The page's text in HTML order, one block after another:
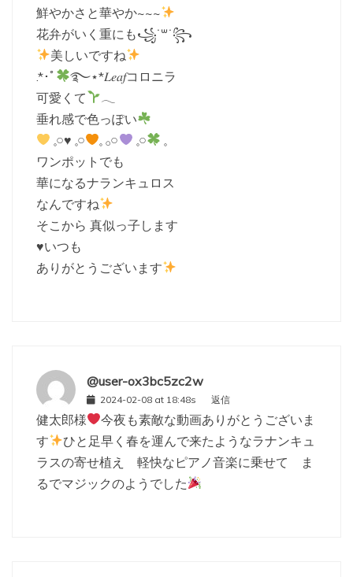
鮮やかさと華やか~~~
花弁がいく重にも꧁˙꒳​˙꧂
美しいですね
.*･ﾟ
࿐⋆*𝐿𝑒𝑎𝑓コロニラ
可愛くて
𓂃
垂れ感で色っぽい
‪ 𓈒𓏸♥️ ‪ 𓈒𓏸 𓈒 𓂂𓏸 ‪ 𓈒𓏸
‪ 𓈒
ワンポットでも
華になるナランキュロス
なんですね
そこから 真似っ子します
♥️いつも
ありがとうございます
@user-ox3bc5zc2w
2024-02-08 at 18:48s 返信
健太郎様
今夜も素敵な動画ありがとうございま
す
ひと足早く春を運んで来たようなラナンキュ
ラスの寄せ植え 軽快なピアノ音楽に乗せて ま
るでマジックのようでした